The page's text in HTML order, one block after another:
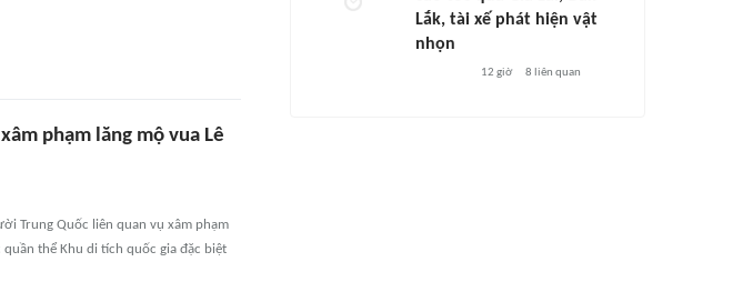
phạm lăng mộ vua Lê
Trung Quốc liên quan vụ xâm phạm
quần thể Khu di tích quốc gia đặc biệt
Lắk, tài xế phát hiện vật
nhọn
12 giờ 8 liên quan